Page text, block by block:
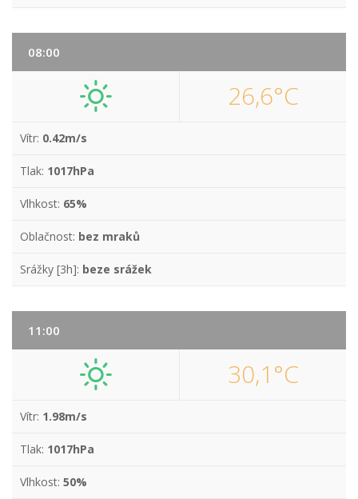
08:00
26,6°C
Vítr: 0.42m/s
Tlak: 1017hPa
Vlhkost: 65%
Oblačnost: bez mraků
Srážky [3h]: beze srážek
11:00
30,1°C
Vítr: 1.98m/s
Tlak: 1017hPa
Vlhkost: 50%